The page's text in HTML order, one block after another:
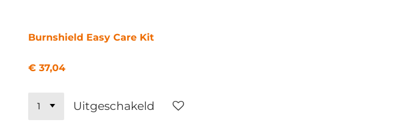
Burnshield Easy Care Kit
€ 37,04
Uitgeschakeld